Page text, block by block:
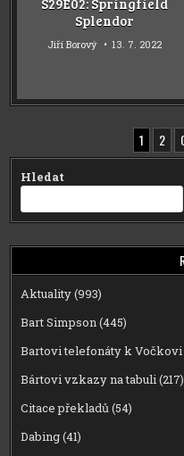
Splendor
Jiří Borový 13. 7. 2022
STRÁNKOVÁNÍ
PŘÍSPĚVKŮ
1 2
Hledat
Aktuality(993)
Bart Simpson(445)
Bartovi telefonáty k Vočkovi
Bártovi vzkazy na tabuli(217)
Citace překladů(54)
Dabing(41)